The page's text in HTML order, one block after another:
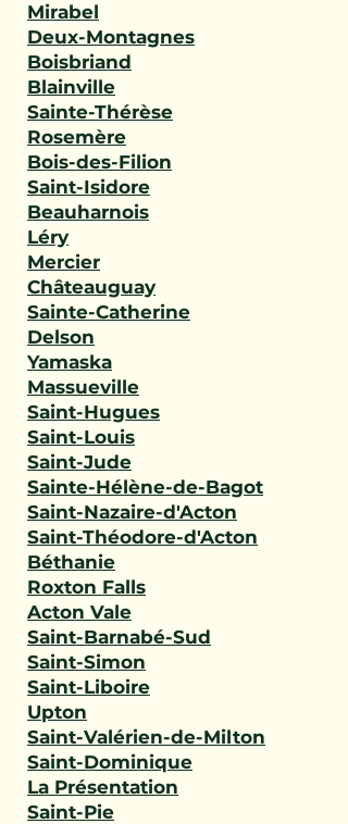
Mirabel
Deux-Montagnes
Boisbriand
Blainville
Sainte-Thérèse
Rosemère
Bois-des-Filion
Saint-Isidore
Beauharnois
Léry
Mercier
Châteauguay
Sainte-Catherine
Delson
Yamaska
Massueville
Saint-Hugues
Saint-Louis
Saint-Jude
Sainte-Hélène-de-Bagot
Saint-Nazaire-d'Acton
Saint-Théodore-d'Acton
Béthanie
Roxton Falls
Acton Vale
Saint-Barnabé-Sud
Saint-Simon
Saint-Liboire
Upton
Saint-Valérien-de-Milton
Saint-Dominique
La Présentation
Saint-Pie